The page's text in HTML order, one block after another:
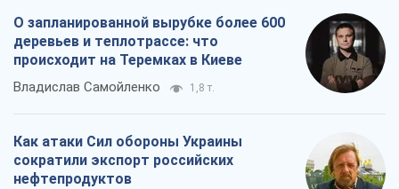
О запланированной вырубке более 600
деревьев и теплотрассе: что
происходит на Теремках в Киеве
Владислав Самойленко 1,8 т.
Как атаки Сил обороны Украины
сократили экспорт российских
нефтепродуктов